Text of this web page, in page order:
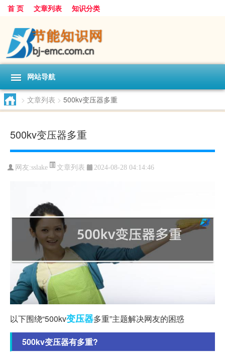
首 页 文章列表 知识分类
网站导航
> 文章列表 > 500kv变压器多重
500kv变压器多重
网友:sslake 文章列表 2024-08-28 04:14:46
以下围绕“500kv变压器多重”主题解决网友的困惑
500kv变压器有多重?